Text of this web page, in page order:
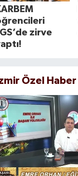
zirve
Özel Haber